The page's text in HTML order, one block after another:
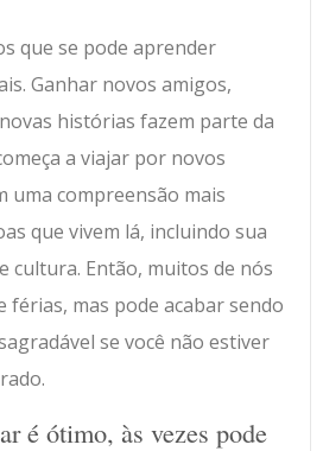
que se pode aprender
Ganhar novos amigos,
histórias fazem parte da
a viajar por novos
uma compreensão mais
que vivem lá, incluindo sua
cultura. Então, muitos de nós
férias, mas pode acabar sendo
se você não estiver
é ótimo, às vezes pode